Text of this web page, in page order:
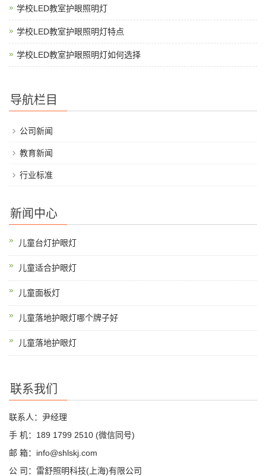
学校LED教室护眼照明灯
学校LED教室护眼照明灯特点
学校LED教室护眼照明灯如何选择
导航栏目
公司新闻
教育新闻
行业标准
新闻中心
儿童台灯护眼灯
儿童适合护眼灯
儿童面板灯
儿童落地护眼灯哪个牌子好
儿童落地护眼灯
联系我们
联系人：尹经理
手 机：189 1799 2510 (微信同号)
邮 箱：info@shlskj.com
公 司：雷舒照明科技(上海)有限公司